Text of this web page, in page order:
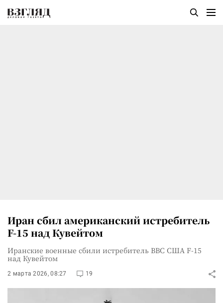
Иран сбил американский истребитель
F-15 над Кувейтом
Иранские военные сбили истребитель ВВС США F-15
над Кувейтом
2 марта 2026, 08:27 19